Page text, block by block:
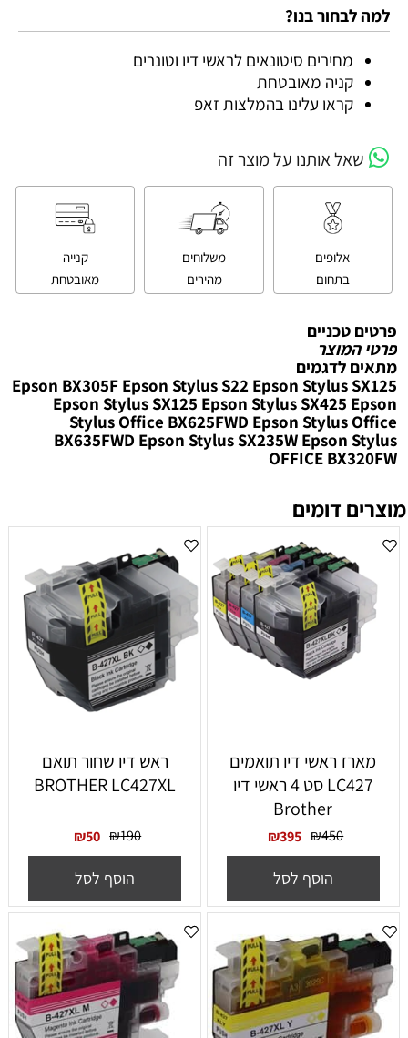
למה לבחור בנו?
מחירים סיטונאים לראשי דיו וטונרים
קניה מאובטחת
קראו עלינו בהמלצות זאפ
שאל אותנו על מוצר זה
אלופים
בתחום
משלוחים
מהירים
קנייה
מאובטחת
פרטים טכניים
פרטי המוצר
מתאים לדגמים
Epson BX305F Epson Stylus S22 Epson Stylus SX125
Epson Stylus SX125 Epson Stylus SX425 Epson
Stylus Office BX625FWD Epson Stylus Office
BX635FWD Epson Stylus SX235W Epson Stylus
OFFICE BX320FW
מוצרים דומים
‏מארז ראשי דיו תואמים
LC427 סט 4 ראשי דיו
Brother
₪450
₪395
הוסף לסל
ראש דיו שחור תואם
BROTHER LC427XL
₪190
₪50
הוסף לסל